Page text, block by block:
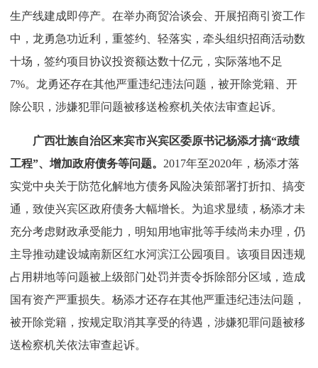
生产线建成即停产。在举办商贸洽谈会、开展招商引资工作
中，龙勇急功近利，重签约、轻落实，牵头组织招商活动数
十场，签约项目协议投资额达数十亿元，实际落地不足
7%。龙勇还存在其他严重违纪违法问题，被开除党籍、开
除公职，涉嫌犯罪问题被移送检察机关依法审查起诉。
广西壮族自治区来宾市兴宾区委原书记杨添才搞“政绩
工程”、增加政府债务等问题。 2017年至2020年，杨添才落
实党中央关于防范化解地方债务风险决策部署打折扣、搞变
通，致使兴宾区政府债务大幅增长。为追求显绩，杨添才未
充分考虑财政承受能力，明知用地审批等手续尚未办理，仍
主导推动建设城南新区红水河滨江公园项目。该项目因违规
占用耕地等问题被上级部门处罚并责令拆除部分区域，造成
国有资产严重损失。杨添才还存在其他严重违纪违法问题，
被开除党籍，按规定取消其享受的待遇，涉嫌犯罪问题被移
送检察机关依法审查起诉。